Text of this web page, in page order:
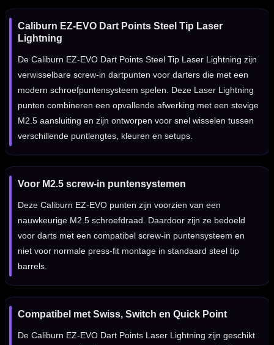
Caliburn EZ-EVO Dart Points Steel Tip Laser
Lightning
De Caliburn EZ-EVO Dart Points Steel Tip Laser Lightning zijn
verwisselbare screw-in dartpunten voor darters die met een
modern schroefpuntensysteem spelen. Deze Laser Lightning
punten combineren een opvallende afwerking met een stevige
M2.5 aansluiting en zijn ontworpen voor snel wisselen tussen
verschillende puntlengtes, kleuren en setups.
Voor M2.5 screw-in puntensystemen
Deze Caliburn EZ-EVO punten zijn voorzien van een
nauwkeurige M2.5 schroefdraad. Daardoor zijn ze bedoeld
voor darts met een compatibel screw-in puntensysteem en
niet voor normale press-fit montage in standaard steel tip
barrels.
Compatibel met Swiss, Switch en Quick Point
De Caliburn EZ-EVO Dart Points Laser Lightning zijn geschikt